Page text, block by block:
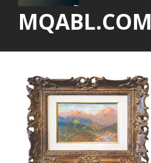
MQABL.COM